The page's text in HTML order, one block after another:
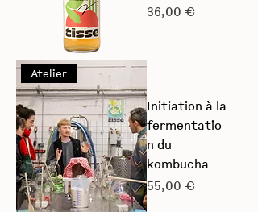
Prix
36,00 €
Atelier
Initiation à la
fermentatio
n du
kombucha
Prix
55,00 €